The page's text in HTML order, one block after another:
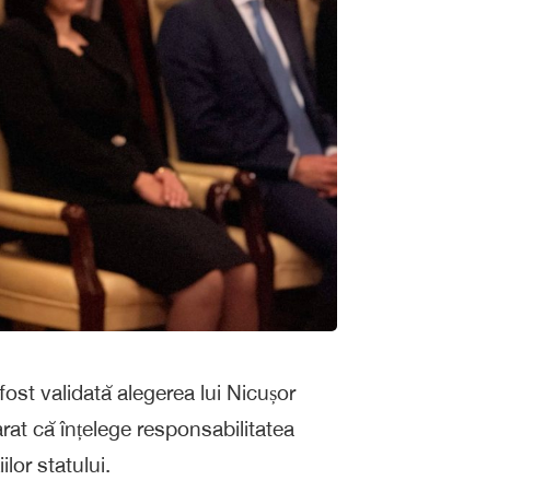
validată alegerea lui Nicușor
că înțelege responsabilitatea
statului.